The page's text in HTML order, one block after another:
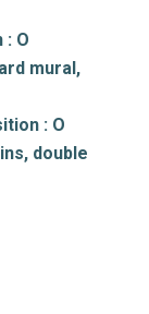
: O
mural,
: O
double